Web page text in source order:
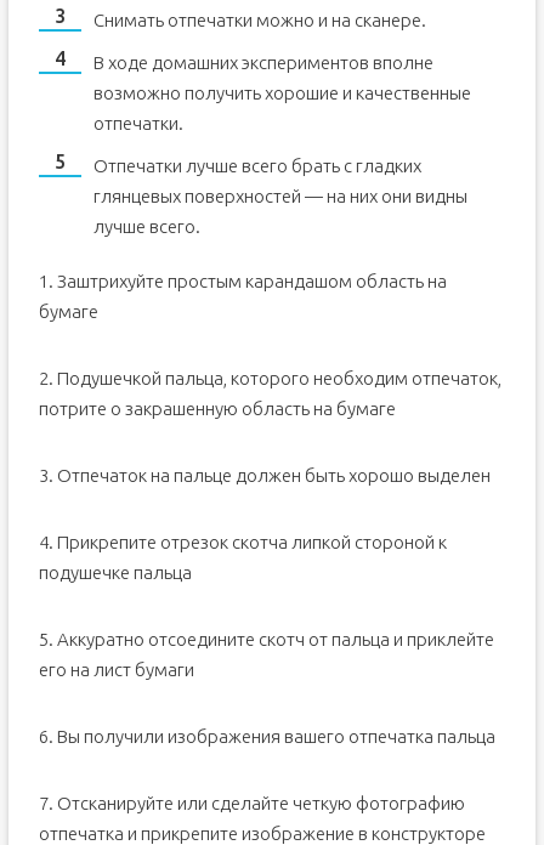
Снимать отпечатки можно и на сканере.
В ходе домашних экспериментов вполне
возможно получить хорошие и качественные
отпечатки.
Отпечатки лучше всего брать с гладких
глянцевых поверхностей — на них они видны
лучше всего.
1. Заштрихуйте простым карандашом область на
бумаге
2. Подушечкой пальца, которого необходим отпечаток,
потрите о закрашенную область на бумаге
3. Отпечаток на пальце должен быть хорошо выделен
4. Прикрепите отрезок скотча липкой стороной к
подушечке пальца
5. Аккуратно отсоедините скотч от пальца и приклейте
его на лист бумаги
6. Вы получили изображения вашего отпечатка пальца
7. Отсканируйте или сделайте четкую фотографию
отпечатка и прикрепите изображение в конструкторе